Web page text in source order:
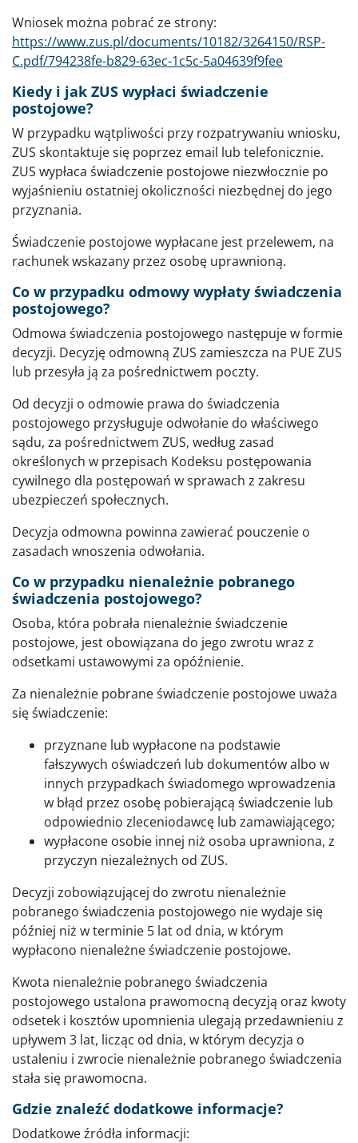
Wniosek można pobrać ze strony:
https://www.zus.pl/documents/10182/3264150/RSP-
C.pdf/794238fe-b829-63ec-1c5c-5a04639f9fee
Kiedy i jak ZUS wypłaci świadczenie
postojowe?
W przypadku wątpliwości przy rozpatrywaniu wniosku,
ZUS skontaktuje się poprzez email lub telefonicznie.
ZUS wypłaca świadczenie postojowe niezwłocznie po
wyjaśnieniu ostatniej okoliczności niezbędnej do jego
przyznania.
Świadczenie postojowe wypłacane jest przelewem, na
rachunek wskazany przez osobę uprawnioną.
Co w przypadku odmowy wypłaty świadczenia
postojowego?
Odmowa świadczenia postojowego następuje w formie
decyzji. Decyzję odmowną ZUS zamieszcza na PUE ZUS
lub przesyła ją za pośrednictwem poczty.
Od decyzji o odmowie prawa do świadczenia
postojowego przysługuje odwołanie do właściwego
sądu, za pośrednictwem ZUS, według zasad
określonych w przepisach Kodeksu postępowania
cywilnego dla postępowań w sprawach z zakresu
ubezpieczeń społecznych.
Decyzja odmowna powinna zawierać pouczenie o
zasadach wnoszenia odwołania.
Co w przypadku nienależnie pobranego
świadczenia postojowego?
Osoba, która pobrała nienależnie świadczenie
postojowe, jest obowiązana do jego zwrotu wraz z
odsetkami ustawowymi za opóźnienie.
Za nienależnie pobrane świadczenie postojowe uważa
się świadczenie:
przyznane lub wypłacone na podstawie
fałszywych oświadczeń lub dokumentów albo w
innych przypadkach świadomego wprowadzenia
w błąd przez osobę pobierającą świadczenie lub
odpowiednio zleceniodawcę lub zamawiającego;
wypłacone osobie innej niż osoba uprawniona, z
przyczyn niezależnych od ZUS.
Decyzji zobowiązującej do zwrotu nienależnie
pobranego świadczenia postojowego nie wydaje się
później niż w terminie 5 lat od dnia, w którym
wypłacono nienależne świadczenie postojowe.
Kwota nienależnie pobranego świadczenia
postojowego ustalona prawomocną decyzją oraz kwoty
odsetek i kosztów upomnienia ulegają przedawnieniu z
upływem 3 lat, licząc od dnia, w którym decyzja o
ustaleniu i zwrocie nienależnie pobranego świadczenia
stała się prawomocna.
Gdzie znaleźć dodatkowe informacje?
Dodatkowe źródła informacji: